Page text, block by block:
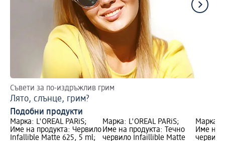
Съвети за по-издръжлив грим
Лято, слънце, грим?
Подобни продукти
Марка: L'ORÉAL PARiS;
Име на продукта: Червило
Infallible Matte 625, 5 ml;
Марка: L'ORÉAL PARiS;
Име на продукта: Течно
червило Infaillible Matte
Марка:
Име на